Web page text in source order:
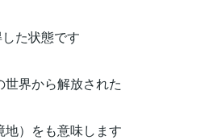
た状態です
世界から解放された
）をも意味します